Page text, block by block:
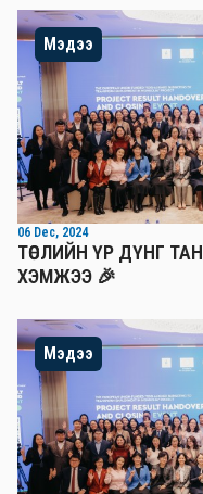
Мэдээ
06 Dec, 2024
ТӨСЛИЙН ҮР ДҮНГ
ХЭМЖЭЭ 🎉
Мэдээ